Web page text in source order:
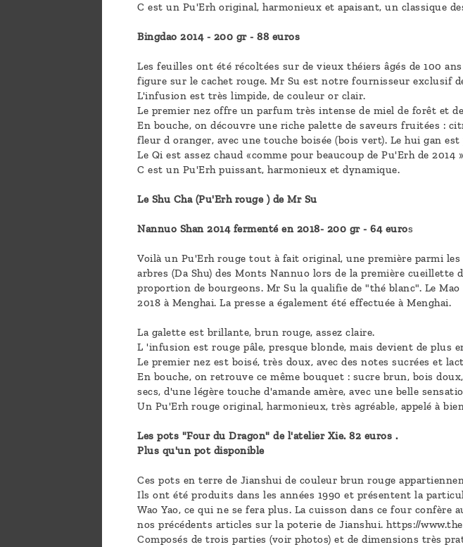
C est un Pu'Erh original, harmonieux et apaisant, un classique
Bingdao 2014 - 200 gr - 88 euros
Les feuilles ont été récoltées sur de vieux théiers âgés de 100
figure sur le cachet rouge. Mr Su est notre fournisseur exclusif
L'infusion est très limpide, de couleur or clair.
Le premier nez offre un parfum très intense de miel de forêt et
En bouche, on découvre une riche palette de saveurs fruitées :
fleur d oranger, avec une touche boisée (bois vert). Le hui gan
Le Qi est assez chaud «comme pour beaucoup de Pu'Erh de 2014
C est un Pu'Erh puissant, harmonieux et dynamique.
Le Shu Cha (Pu'Erh rouge ) de Mr Su
Nannuo Shan 2014 fermenté en 2018- 200 gr - 64 euros
Voilà un Pu'Erh rouge tout à fait original, une première parmi
arbres (Da Shu) des Monts Nannuo lors de la première
proportion de bourgeons. Mr Su la qualifie de "thé blanc". Le
2018 à Menghai. La presse a également été effectuée à Menghai.
La galette est brillante, brun rouge, assez claire.
L 'infusion est rouge pâle, presque blonde, mais devient de plus
Le premier nez est boisé, très doux, avec des notes sucrées et
En bouche, on retrouve ce même bouquet : sucre brun, bois
secs, d'une légère touche d'amande amère, avec une belle
Un Pu'Erh rouge original, harmonieux, très agréable, appelé à
Les pots "Four du Dragon" de l'atelier Xie. 82 euros .
Plus qu'un pot disponible
Ces pots en terre de Jianshui de couleur brun rouge
Ils ont été produits dans les années 1990 et présentent la
Wao Yao, ce qui ne se fera plus. La cuisson dans ce four
nos précédents articles sur la poterie de Jianshui. https://
Composés de trois parties (voir photos) et de dimensions très